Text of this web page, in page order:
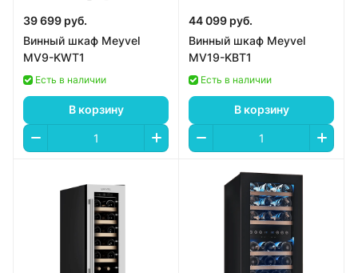
39 699 руб.
Винный шкаф Meyvel
MV9-KWT1
Есть в наличии
В корзину
44 099 руб.
Винный шкаф Meyvel
MV19-KBT1
Есть в наличии
В корзину